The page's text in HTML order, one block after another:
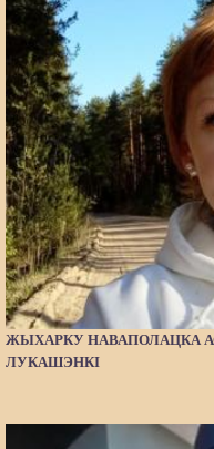
ЖЫХАРКУ НАВАПОЛАЦКА
ЛУКАШЭНКІ